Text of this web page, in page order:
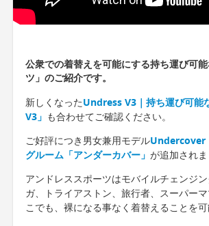
公衆での着替えを可能にする持ち運び可
ツ」のご紹介です。
新しくなったUndress V3｜持ち運び可能
V3」 も合わせてご確認ください。
ご好評につき男女兼用モデルUndercover
グルーム「アンダーカバー」 が追加されま
アンドレススポーツはモバイルチェンジ
ガ、トライアストン、旅行者、スーパー
こでも、裸になる事なく着替えることを可